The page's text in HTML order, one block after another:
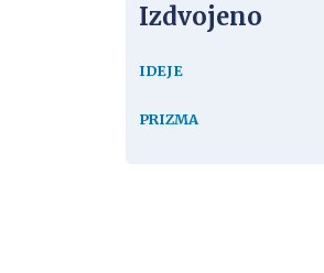
Izdvojeno
IDEJE
PRIZMA